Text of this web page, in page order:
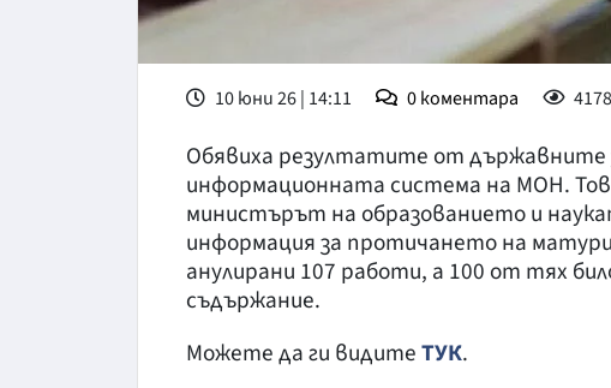
10 юни 26 | 14:11 0коментара 4178
Обявиха резултатите от държавните
информационната система на МОН.
министърът на образованието и
информация за протичането на
анулирани 107 работи, а 100 от тях
съдържание.
Можете да ги видитеТУК.